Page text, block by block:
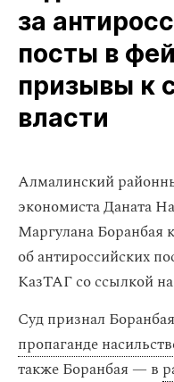
за
посты в
призывы к
власти
Алмалинский
экономиста Даната
Маргулана Боранбая
об антироссийских
КазТАГ со ссылкой
Суд признал
пропаганде
также Боранбая — в